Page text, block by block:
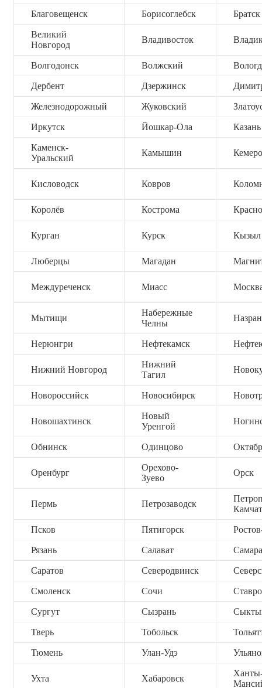
Благовещенск Борисоглебск Братск
Великий
Новгород
Владивосток
Волгодонск Волжский
Дербент Дзержинск
Железнодорожный Жуковский
Иркутск Йошкар-Ола Казань
Каменск-
Уральский
Камышин
Кисловодск Ковров
Королёв Кострома
Курган Курск Кызыл
Люберцы Магадан
Междуреченск Миасс
Мытищи
Набережные
Челны
Нерюнгри Нефтекамск
Нижний Новгород
Нижний
Тагил
Новороссийск Новосибирск
Новошахтинск
Новый
Уренгой
Обнинск Одинцово
Оренбург
Орехово-
Зуево
Орск
Пермь Петрозаводск
Псков Пятигорск
Рязань Салават Самара
Саратов Северодвинск
Смоленск Сочи
Сургут Сызрань
Тверь Тобольск
Тюмень Улан-Удэ
Ухта Хабаровск